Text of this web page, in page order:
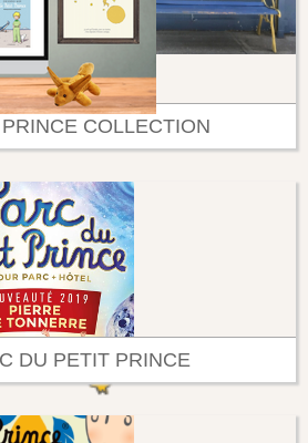
COLLECTION
DU PETIT PRINCE